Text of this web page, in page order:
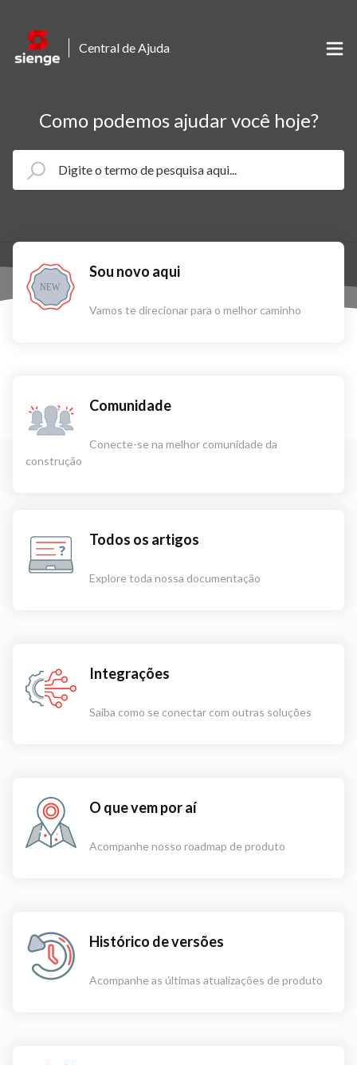
Central de Ajuda
Como podemos ajudar você hoje?
NEW
Sou novo aqui
Vamos te direcionar para o melhor caminho
Comunidade
Conecte-se na melhor comunidade da
construção
Todos os artigos
Explore toda nossa documentação
Integrações
Saiba como se conectar com outras soluções
O que vem por aí
Acompanhe nosso roadmap de produto
Histórico de versões
Acompanhe as últimas atualizações de produto